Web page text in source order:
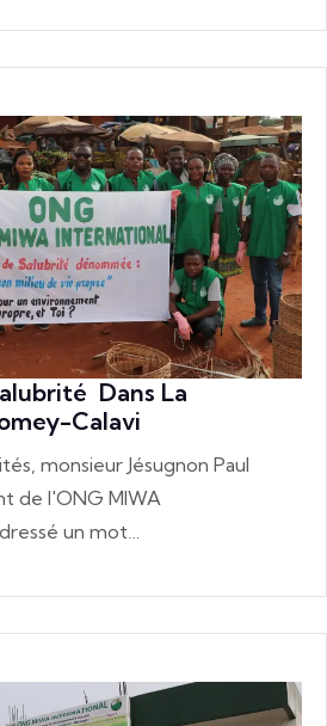
Dans La
Calavi
monsieur Jésugnon Paul
de l'ONG MIWA
un mot…